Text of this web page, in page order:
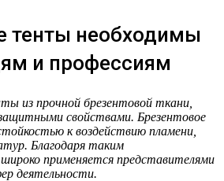
тенты необходимы
и профессиям
из прочной брезентовой ткани,
свойствами. Брезентовое
к воздействию пламени,
Благодаря таким
применяется представителями
деятельности.